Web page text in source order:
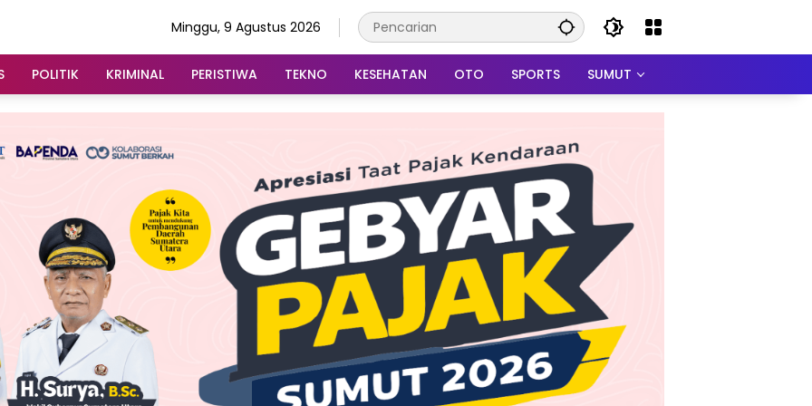
Minggu, 9 Agustus 2026
POLITIK KRIMINAL PERISTIWA TEKNO KESEHATAN OTO SPORTS SUMUT